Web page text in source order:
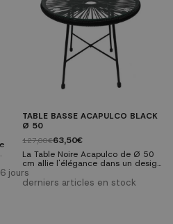
jours
TABLE BASSE ACAPULCO BLACK
Ø 50
127,00€63,50€
La Table Noire Acapulco de Ø 50
cm allie l'élégance dans un design
contemporain parfait pour votre
maison ou votre jardin. Il se
derniers articles en stock